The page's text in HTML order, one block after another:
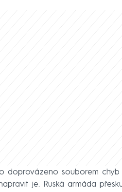
doprovázeno souborem
je. Ruská armáda